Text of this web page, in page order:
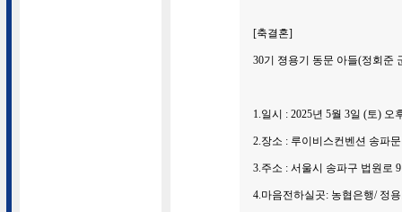
[축결혼]
30기 졍용기 동문 아들(정회준
1.일시 : 2025년 5월 3일 (토) 오
2.장소 : 루이비스컨벤션 송파
3.주소 : 서울시 송파구 법원로
4.마음전하실곳: 농협은행/ 정용